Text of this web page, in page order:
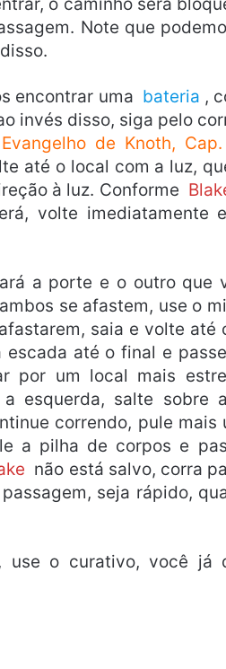
o caminho será
Note que
encontrar uma bateria ,
invés disso, siga pelo
Evangelho de Knoth,
até o local com a luz,
à luz. Conforme
volte imediatamente
a porte e o outro que
se afastem, use o
saia e volte até
até o final e
por um local mais
esquerda, salte sobre
correndo, pule
a pilha de corpos e
não está salvo, corra
seja rápido,
use o curativo, você já